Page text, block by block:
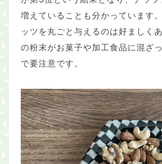
増えていることも分かっています
ッツを丸ごと与えるのは好ましく
の粉末がお菓子や加工食品に混ざ
で要注意です。